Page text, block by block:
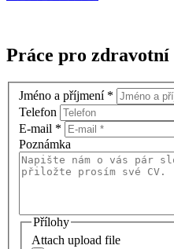
Práce pro zdravotní
Jméno a příjmení *
Telefon
E-mail *
Poznámka
Přílohy
Attach upload file